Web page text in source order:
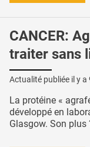
CANCER:
traiter sans
Actualité publiée il y a
La protéine «
développé en
Glasgow. Son plus